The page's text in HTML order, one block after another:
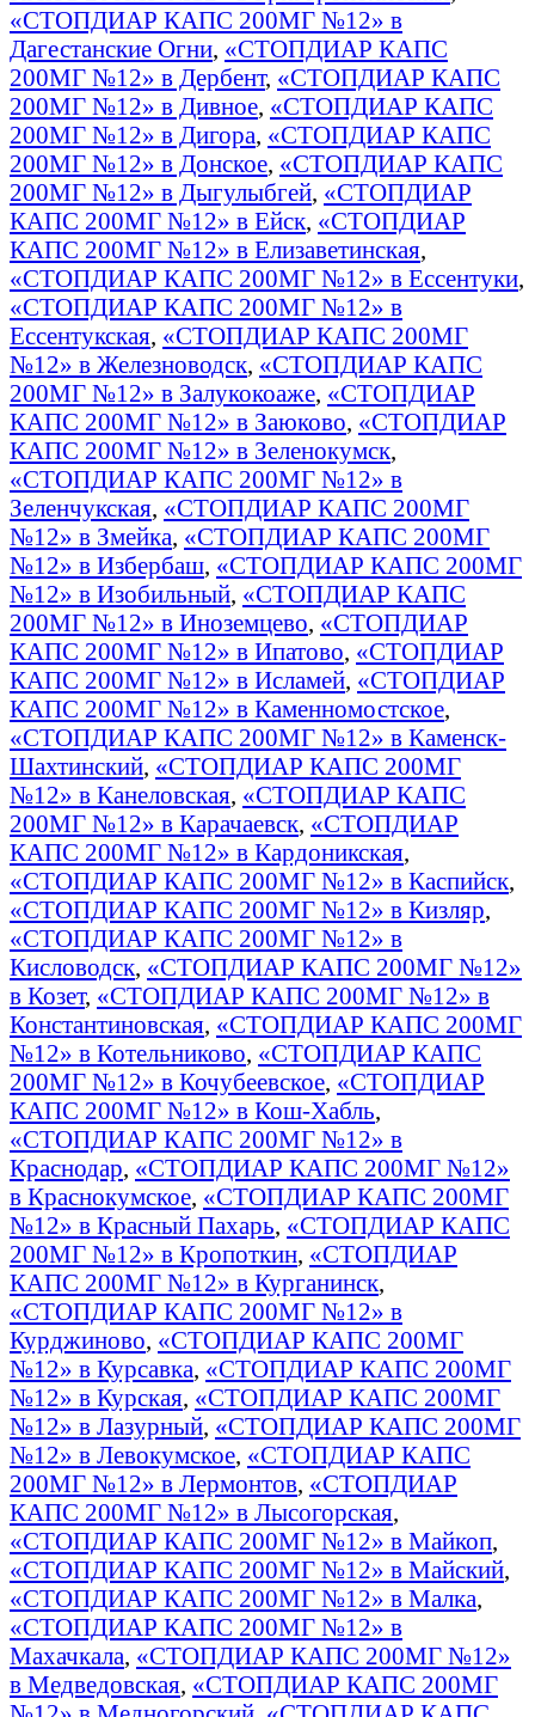
«СТОПДИАР КАПС 200МГ №12» в
Дагестанские Огни, «СТОПДИАР КАПС
200МГ №12» в Дербент, «СТОПДИАР КАПС
200МГ №12» в Дивное, «СТОПДИАР КАПС
200МГ №12» в Дигора, «СТОПДИАР КАПС
200МГ №12» в Донское, «СТОПДИАР КАПС
200МГ №12» в Дыгулыбгей, «СТОПДИАР
КАПС 200МГ №12» в Ейск, «СТОПДИАР
КАПС 200МГ №12» в Елизаветинская,
«СТОПДИАР КАПС 200МГ №12» в Ессентуки,
«СТОПДИАР КАПС 200МГ №12» в
Ессентукская, «СТОПДИАР КАПС 200МГ
№12» в Железноводск, «СТОПДИАР КАПС
200МГ №12» в Залукокоаже, «СТОПДИАР
КАПС 200МГ №12» в Заюково, «СТОПДИАР
КАПС 200МГ №12» в Зеленокумск,
«СТОПДИАР КАПС 200МГ №12» в
Зеленчукская, «СТОПДИАР КАПС 200МГ
№12» в Змейка, «СТОПДИАР КАПС 200МГ
№12» в Избербаш, «СТОПДИАР КАПС 200МГ
№12» в Изобильный, «СТОПДИАР КАПС
200МГ №12» в Иноземцево, «СТОПДИАР
КАПС 200МГ №12» в Ипатово, «СТОПДИАР
КАПС 200МГ №12» в Исламей, «СТОПДИАР
КАПС 200МГ №12» в Каменномостское,
«СТОПДИАР КАПС 200МГ №12» в Каменск-
Шахтинский, «СТОПДИАР КАПС 200МГ
№12» в Канеловская, «СТОПДИАР КАПС
200МГ №12» в Карачаевск, «СТОПДИАР
КАПС 200МГ №12» в Кардоникская,
«СТОПДИАР КАПС 200МГ №12» в Каспийск,
«СТОПДИАР КАПС 200МГ №12» в Кизляр,
«СТОПДИАР КАПС 200МГ №12» в
Кисловодск, «СТОПДИАР КАПС 200МГ №12»
в Козет, «СТОПДИАР КАПС 200МГ №12» в
Константиновская, «СТОПДИАР КАПС 200МГ
№12» в Котельниково, «СТОПДИАР КАПС
200МГ №12» в Кочубеевское, «СТОПДИАР
КАПС 200МГ №12» в Кош-Хабль,
«СТОПДИАР КАПС 200МГ №12» в
Краснодар, «СТОПДИАР КАПС 200МГ №12»
в Краснокумское, «СТОПДИАР КАПС 200МГ
№12» в Красный Пахарь, «СТОПДИАР КАПС
200МГ №12» в Кропоткин, «СТОПДИАР
КАПС 200МГ №12» в Курганинск,
«СТОПДИАР КАПС 200МГ №12» в
Курджиново, «СТОПДИАР КАПС 200МГ
№12» в Курсавка, «СТОПДИАР КАПС 200МГ
№12» в Курская, «СТОПДИАР КАПС 200МГ
№12» в Лазурный, «СТОПДИАР КАПС 200МГ
№12» в Левокумское, «СТОПДИАР КАПС
200МГ №12» в Лермонтов, «СТОПДИАР
КАПС 200МГ №12» в Лысогорская,
«СТОПДИАР КАПС 200МГ №12» в Майкоп,
«СТОПДИАР КАПС 200МГ №12» в Майский,
«СТОПДИАР КАПС 200МГ №12» в Малка,
«СТОПДИАР КАПС 200МГ №12» в
Махачкала, «СТОПДИАР КАПС 200МГ №12»
в Медведовская, «СТОПДИАР КАПС 200МГ